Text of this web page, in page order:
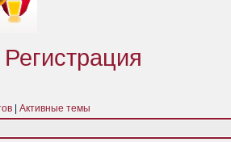
Регистрация
Активные темы